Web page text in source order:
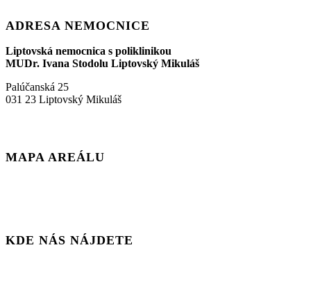
ADRESA NEMOCNICE
Liptovská nemocnica s poliklinikou
MUDr. Ivana Stodolu Liptovský Mikuláš
Palúčanská 25
031 23 Liptovský Mikuláš
MAPA AREÁLU
KDE NÁS NÁJDETE